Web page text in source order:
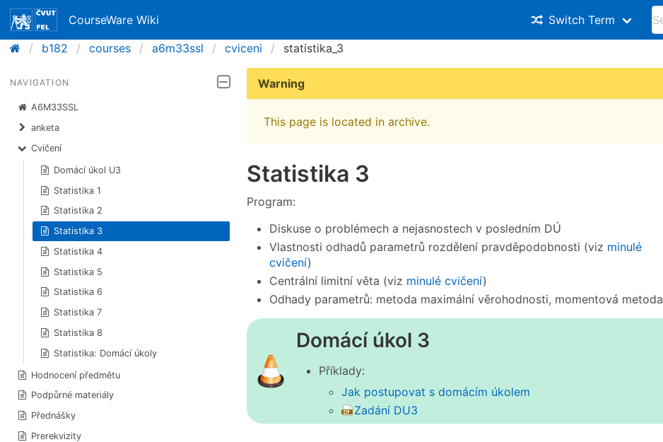
CourseWare Wiki Switch Term
b182
courses a6m33ssl cviceni statistika_3
NAVIGATION
A6M33SSL
anketa
Cvičení
Domácí úkol U3
Statistika 1
Statistika 2
Statistika 3
Statistika 4
Statistika 5
Statistika 6
Statistika 7
Statistika 8
Statistika: Domácí úkoly
Hodnocení předmětu
Podpůrné materiály
Přednášky
Prerekvizity
Warning
This page is located in archive.
Statistika 3
Program:
Diskuse o problémech a nejasnostech v posledním DÚ
Vlastnosti odhadů parametrů rozdělení pravděpodobnosti (viz minulé
cvičení)
Centrální limitní věta (viz minulé cvičení)
Odhady parametrů: metoda maximální věrohodnosti, momentová metoda
Domácí úkol 3
Příklady:
Jak postupovat s domácím úkolem
Zadání DU3